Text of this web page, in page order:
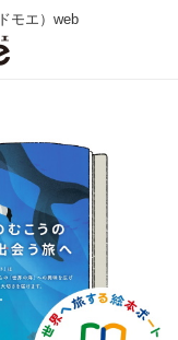
モエ）web